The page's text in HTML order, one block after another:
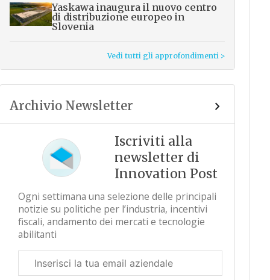
Yaskawa inaugura il nuovo centro
di distribuzione europeo in
Slovenia
Vedi tutti gli approfondimenti >
Archivio Newsletter
Iscriviti alla
newsletter di
Innovation Post
Ogni settimana una selezione delle principali
notizie su politiche per l’industria, incentivi
fiscali, andamento dei mercati e tecnologie
abilitanti
aziendale